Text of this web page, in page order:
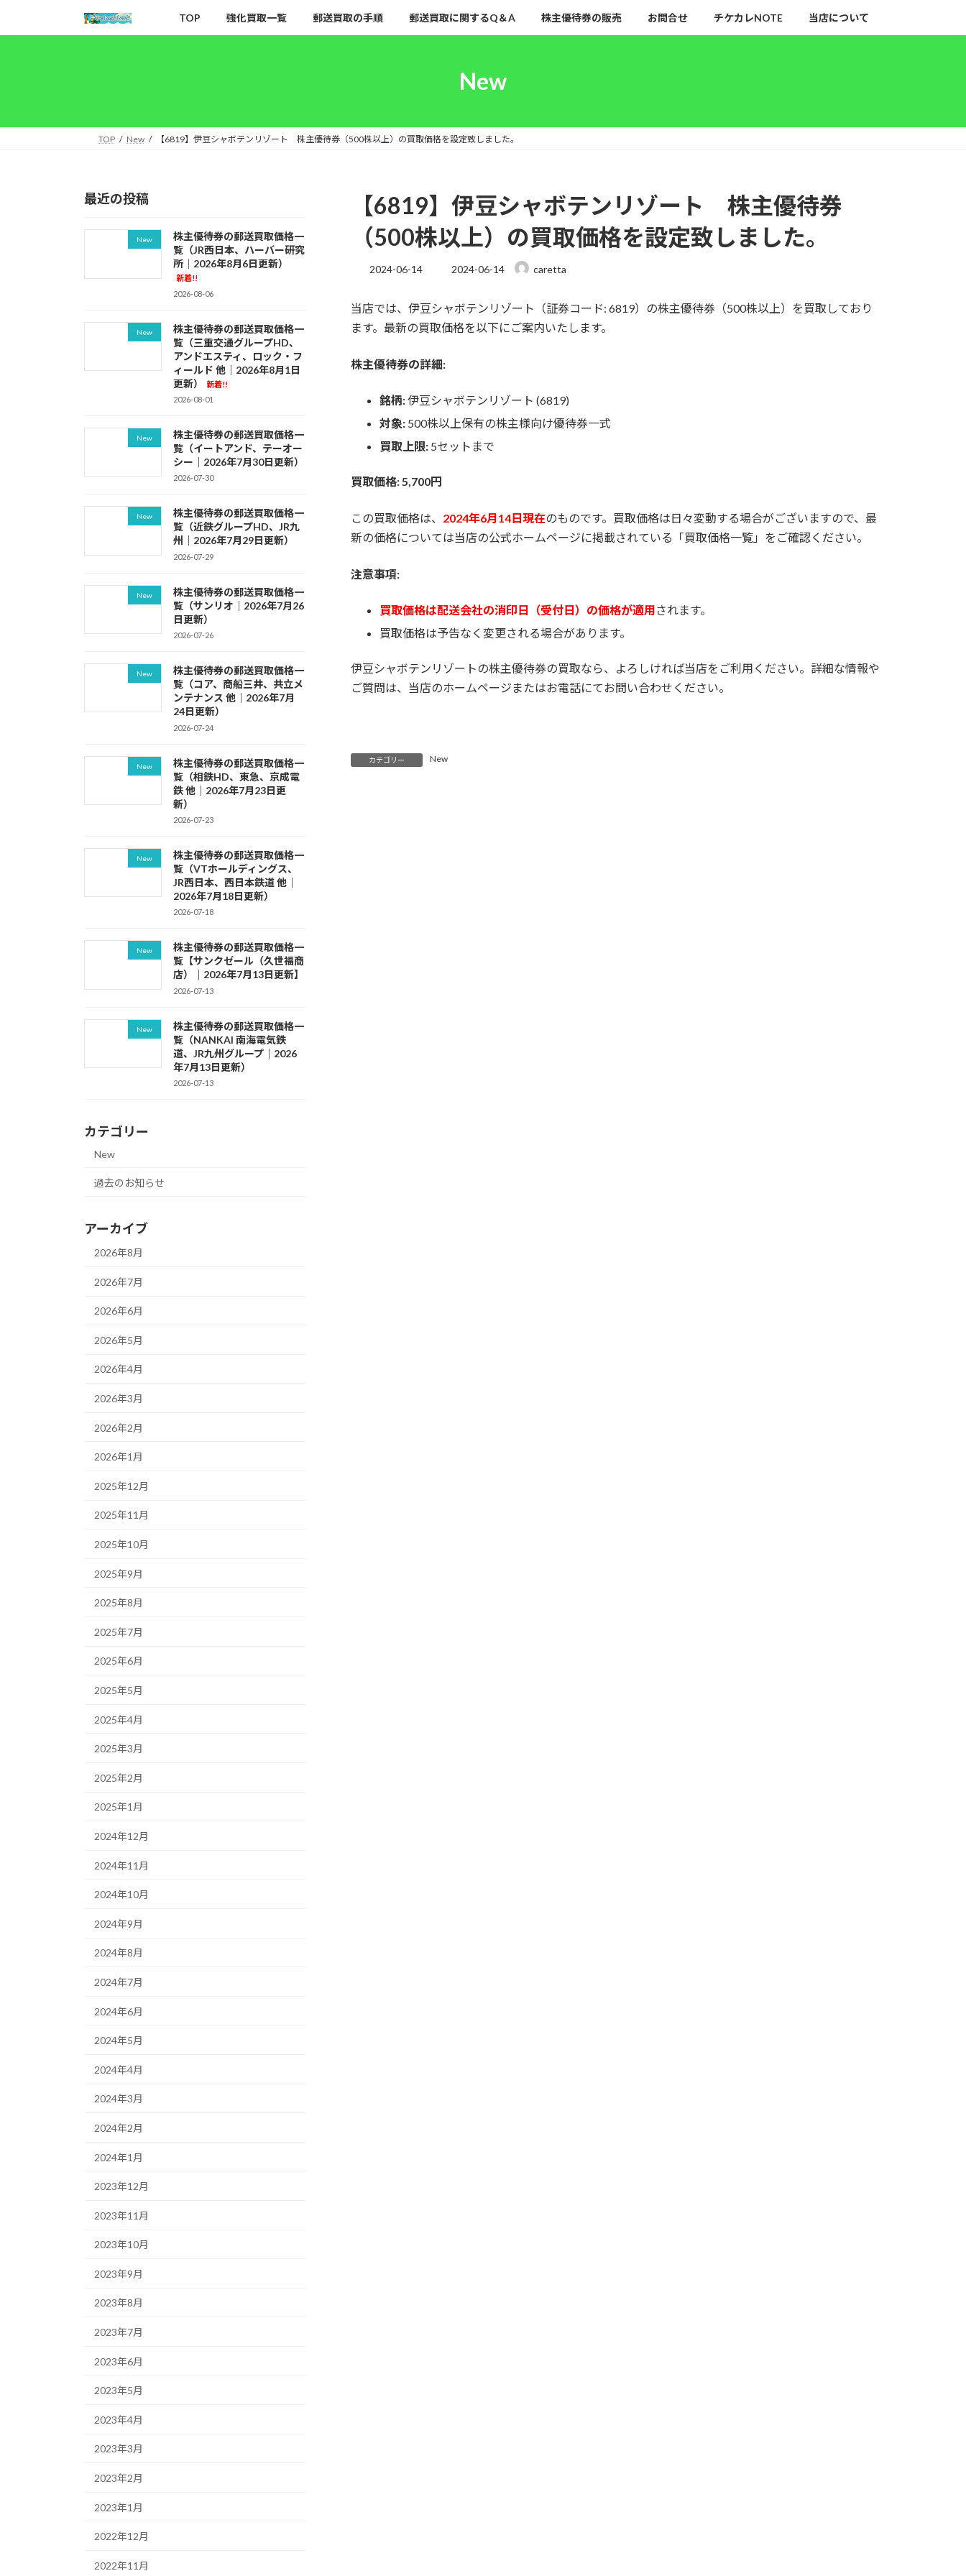
キ
に
TOP 強化買取一覧 郵送買取の手順 郵送買取に関するQ＆A 株主優待券の販売 お問合せ チケカレNOTE 当店について
New
TOP New 【6819】伊豆シャボテンリゾート 株主優待券（500株以上）の買取価格を設定致しました。
【6819】伊豆シャボテンリゾート 株主優待券
（500株以上）の買取価格を設定致しました。
2024-06-14
最
新
日
2024-06-14 caretta
当店では、伊豆シャボテンリゾート（証券コード: 6819）の株主優待券（500株以上）を買取しており
ます。最新の買取価格を以下にご案内いたします。
株主優待券の詳細:
銘柄:伊豆シャボテンリゾート (6819)
対象:500株以上保有の株主様向け優待券一式
買取上限:5セットまで
買取価格: 5,700円
この買取価格は、 2024年6月14日現在のものです。買取価格は日々変動する場合がございますので、最
新の価格については当店の公式ホームページに掲載されている「買取価格一覧」をご確認ください。
注意事項:
買取価格は配送会社の消印日（受付日）の価格が適用されます。
買取価格は予告なく変更される場合があります。
伊豆シャボテンリゾートの株主優待券の買取なら、よろしければ当店をご利用ください。詳細な情報や
ご質問は、当店のホームページまたはお電話にてお問い合わせください。
カテゴリー New
最近の投稿
New
株主優待券の郵送買取価格一
覧（JR西日本、ハーバー研究
所｜2026年8月6日更新）
新着!!
2026-08-06
New
株主優待券の郵送買取価格一
覧（三重交通グループHD、
アンドエスティ、ロック・フ
ィールド 他｜2026年8月1日
更新）
新着!!
2026-08-01
New
株主優待券の郵送買取価格一
覧（イートアンド、テーオー
シー｜2026年7月30日更新）
2026-07-30
New
株主優待券の郵送買取価格一
覧（近鉄グループHD、JR九
州｜2026年7月29日更新）
2026-07-29
New
株主優待券の郵送買取価格一
覧（サンリオ｜2026年7月26
日更新）
2026-07-26
New
株主優待券の郵送買取価格一
覧（コア、商船三井、共立メ
ンテナンス 他｜2026年7月
24日更新）
2026-07-24
New
株主優待券の郵送買取価格一
覧（相鉄HD、東急、京成電
鉄 他｜2026年7月23日更
新）
2026-07-23
New
株主優待券の郵送買取価格一
覧（VTホールディングス、
JR西日本、西日本鉄道 他｜
2026年7月18日更新）
2026-07-18
New
株主優待券の郵送買取価格一
覧【サンクゼール（久世福商
店）｜2026年7月13日更新】
2026-07-13
New
株主優待券の郵送買取価格一
覧（NANKAI 南海電気鉄
道、JR九州グループ｜2026
年7月13日更新）
2026-07-13
カテゴリー
New
過去のお知らせ
アーカイブ
2026年8月
2026年7月
2026年6月
2026年5月
2026年4月
2026年3月
2026年2月
2026年1月
2025年12月
2025年11月
2025年10月
2025年9月
2025年8月
2025年7月
2025年6月
2025年5月
2025年4月
2025年3月
2025年2月
2025年1月
2024年12月
2024年11月
2024年10月
2024年9月
2024年8月
2024年7月
2024年6月
2024年5月
2024年4月
2024年3月
2024年2月
2024年1月
2023年12月
2023年11月
2023年10月
2023年9月
2023年8月
2023年7月
2023年6月
2023年5月
2023年4月
2023年3月
2023年2月
2023年1月
2022年12月
2022年11月